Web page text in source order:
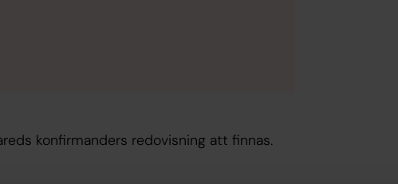
konfirmanders redovisning att finnas.